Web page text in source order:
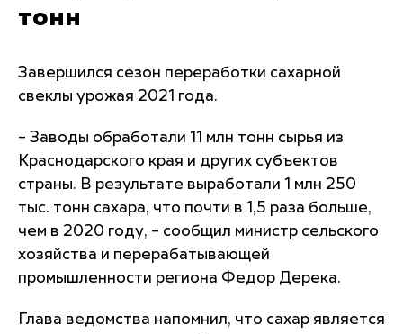
тонн
Завершился сезон переработки сахарной
свеклы урожая 2021 года.
– Заводы обработали 11 млн тонн сырья из
Краснодарского края и других субъектов
страны. В результате выработали 1 млн 250
тыс. тонн сахара, что почти в 1,5 раза больше,
чем в 2020 году, – сообщил министр сельского
хозяйства и перерабатывающей
промышленности региона Федор Дерека.
Глава ведомства напомнил, что сахар является